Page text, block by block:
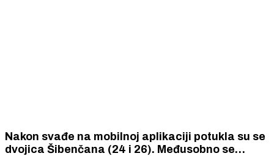
Nakon svađe na mobilnoj aplikaciji potukla su se
dvojica Šibenčana (24 i 26). Međusobno se